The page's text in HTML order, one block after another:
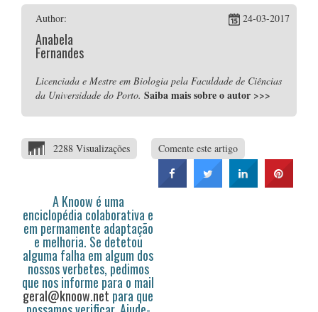
Author:
Anabela
Fernandes
24-03-2017
Licenciada e Mestre em Biologia pela Faculdade de Ciências
da Universidade do Porto. Saiba mais sobre o autor >>>
2288 Visualizações Comente este artigo
A Knoow é uma
enciclopédia colaborativa e
em permamente adaptação
e melhoria. Se detetou
alguma falha em algum dos
nossos verbetes, pedimos
que nos informe para o mail
geral@knoow.net para que